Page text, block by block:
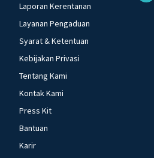
Laporan Kerentanan
Layanan Pengaduan
Syarat & Ketentuan
Kebijakan Privasi
Tentang Kami
Kontak Kami
Press Kit
Bantuan
Karir